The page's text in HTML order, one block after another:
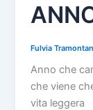
Fulvia
Anno che
che viene
vita leggera